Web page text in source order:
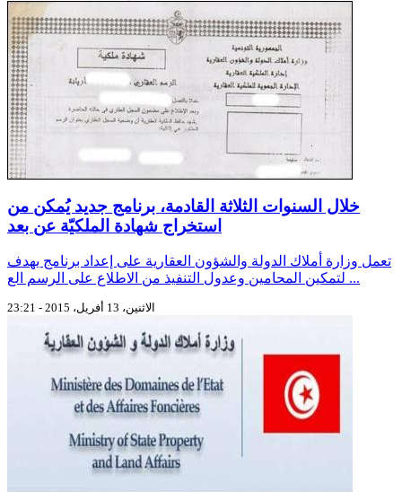
خلال السنوات الثلاثة القادمة، برنامج جديد يُمكن من
استخراج شهادة الملكيّة عن بعد
تعمل وزارة أملاك الدولة والشؤون العقارية على إعداد برنامج يهدف
لتمكين المحامين وعدول التنفيذ من الاطلاع على الرسم الع ...
الاثنين، 13 أفريل، 2015 - 23:21